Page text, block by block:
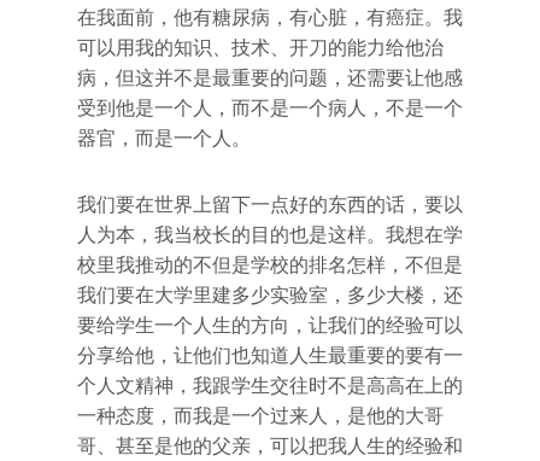
在我面前，他有糖尿病，有心脏，有癌症。我
可以用我的知识、技术、开刀的能力给他治
病，但这并不是最重要的问题，还需要让他感
受到他是一个人，而不是一个病人，不是一个
器官，而是一个人。
我们要在世界上留下一点好的东西的话，要以
人为本，我当校长的目的也是这样。我想在学
校里我推动的不但是学校的排名怎样，不但是
我们要在大学里建多少实验室，多少大楼，还
要给学生一个人生的方向，让我们的经验可以
分享给他，让他们也知道人生最重要的要有一
个人文精神，我跟学生交往时不是高高在上的
一种态度，而我是一个过来人，是他的大哥
哥、甚至是他的父亲，可以把我人生的经验和